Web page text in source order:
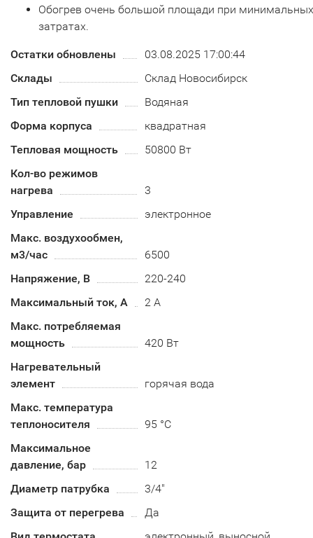
Обогрев очень большой площади при минимальных
затратах.
Остатки обновлены
03.08.2025 17:00:44
Склады
Склад Новосибирск
Тип тепловой пушки
Водяная
Форма корпуса
квадратная
Тепловая мощность
50800 Вт
Кол-во режимов
нагрева
3
Управление
электронное
Макс. воздухообмен,
м3/час
6500
Напряжение, В
220-240
Максимальный ток, А
2 А
Макс. потребляемая
мощность
420 Вт
Нагревательный
элемент
горячая вода
Макс. температура
теплоносителя
95 °C
Максимальное
давление, бар
12
Диаметр патрубка
3/4"
Защита от перегрева
Да